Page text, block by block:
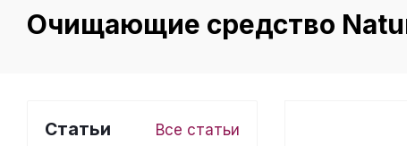
Очищающие средство
Статьи Все статьи